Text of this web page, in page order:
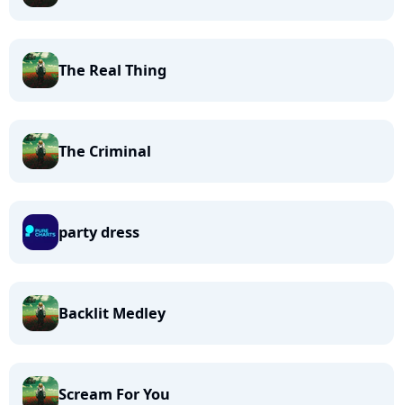
The Real Thing
The Criminal
party dress
Backlit Medley
Scream For You